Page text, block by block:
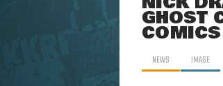
GHOST
NEWS IMAGE